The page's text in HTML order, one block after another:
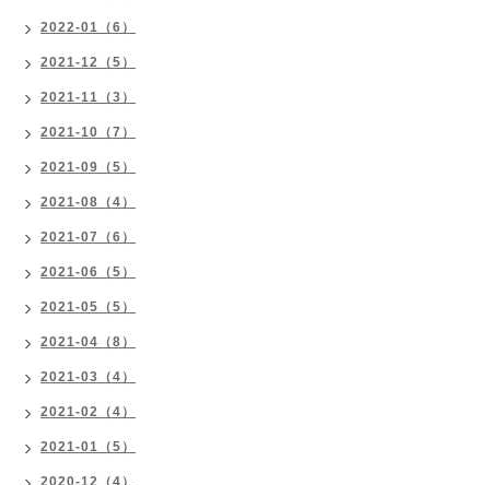
2022-01（6）
2021-12（5）
2021-11（3）
2021-10（7）
2021-09（5）
2021-08（4）
2021-07（6）
2021-06（5）
2021-05（5）
2021-04（8）
2021-03（4）
2021-02（4）
2021-01（5）
2020-12（4）